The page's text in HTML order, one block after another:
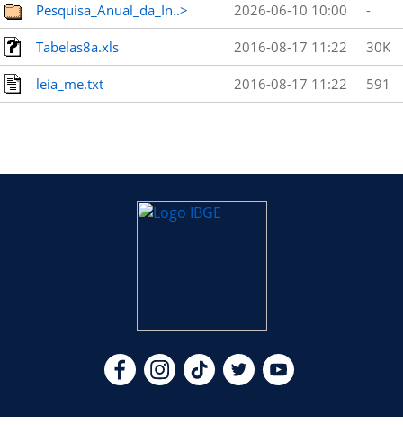
Pesquisa_Anual_da_In..> 2026-06-10 10:00 -
Tabelas8a.xls 2016-08-17 11:22 30K
leia_me.txt 2016-08-17 11:22 591